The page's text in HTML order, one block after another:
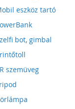
eszköz tartó
bot, gimbal
szemüveg